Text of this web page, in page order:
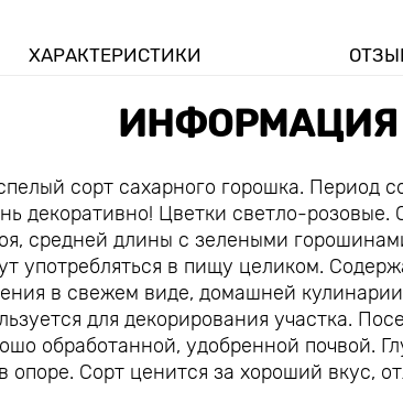
ХАРАКТЕРИСТИКИ
ИНФОРМАЦИЯ
сорт сахарного горошка. Период
декоративно! Цветки светло-розовые.
средней длины с зелеными
употребляться в пищу целиком.
в свежем виде, домашней
для декорирования участка.
обработанной, удобренной почвой.
Сорт ценится за хороший вкус,